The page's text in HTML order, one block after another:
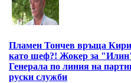
Пламен Тончев връща
като шеф?! Жокер за
Генерала по линия на
руски служби